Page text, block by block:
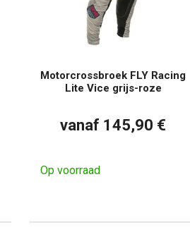
Motorcrossbroek FLY Racing
Lite Vice grijs-roze
vanaf 145,90 €
Op voorraad